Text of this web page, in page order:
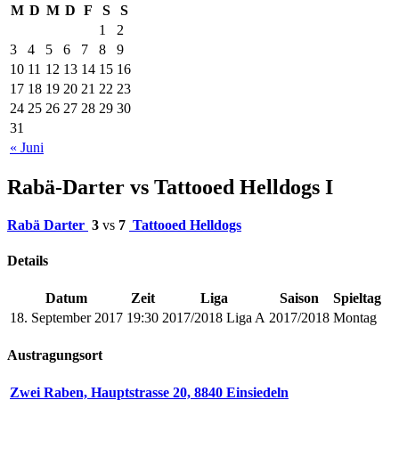
M D M D F S S
« Juni
1
2
3
4 5 6 7 8
9
10 11 12 13 14 15 16
17 18 19 20 21 22 23
24 25 26 27 28 29 30
31
Rabä-Darter vs Tattooed Helldogs I
Rabä Darter 3 vs 7 Tattooed Helldogs
Details
Datum Zeit Liga Saison
Spieltag
18. September 2017 19:30 2017/2018 Liga A 2017/2018 Montag
Austragungsort
Zwei Raben, Hauptstrasse 20, 8840 Einsiedeln